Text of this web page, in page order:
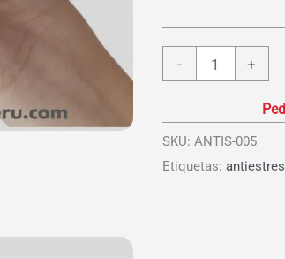
-
Tenis
cantidad
+
SKU:ANTIS-005
Etiquetas:antiestres